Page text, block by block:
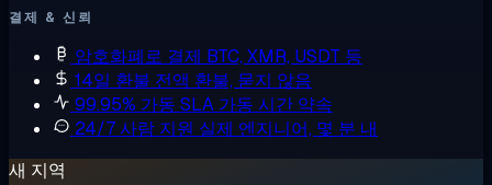
결제 & 신뢰
암호화폐로 결제 BTC, XMR, USDT 등
14일 환불 전액 환불, 묻지 않음
99.95% 가동 SLA 가동 시간 약속
24/7 사람 지원 실제 엔지니어, 몇 분 내
새 지역